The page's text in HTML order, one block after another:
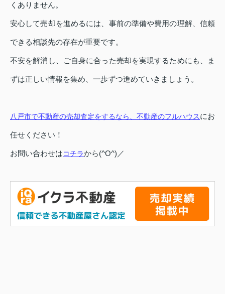
くありません。
安心して売却を進めるには、事前の準備や費用の理解、信頼
できる相談先の存在が重要です。
不安を解消し、ご自身に合った売却を実現するためにも、ま
ずは正しい情報を集め、一歩ずつ進めていきましょう。
八戸市で不動産の売却査定をするなら、不動産のフルハウスにお
任せください！
お問い合わせはコチラから(^O^)／